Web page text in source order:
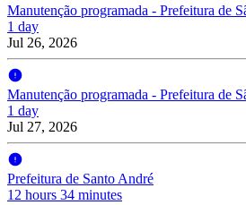
Manutenção programada - Prefeitura de
1 day
Jul 26, 2026
Manutenção programada - Prefeitura de
1 day
Jul 27, 2026
Prefeitura de Santo André
12 hours 34 minutes